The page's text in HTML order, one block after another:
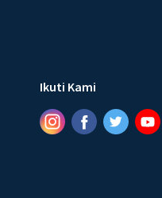
Ikuti Kami